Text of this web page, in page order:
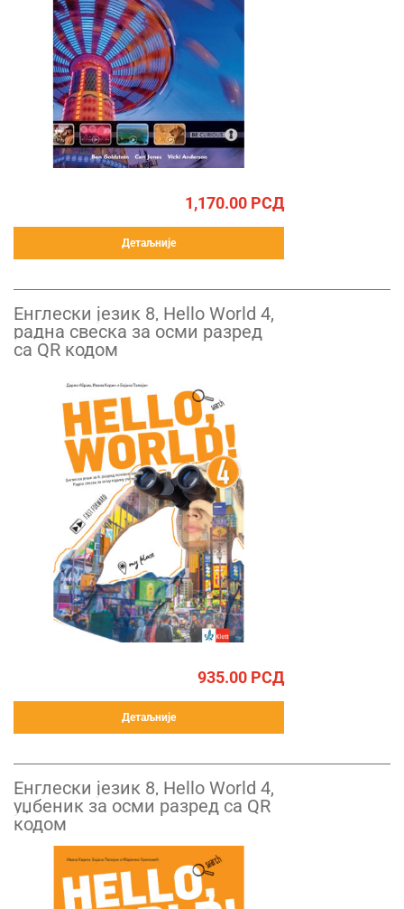
1,170.00 РСД
Детаљније
Енглески језик 8, Hello World 4,
радна свеска за осми разред
са QR кодом
935.00 РСД
Детаљније
Енглески језик 8, Hello World 4,
уџбеник за осми разред са QR
кодом